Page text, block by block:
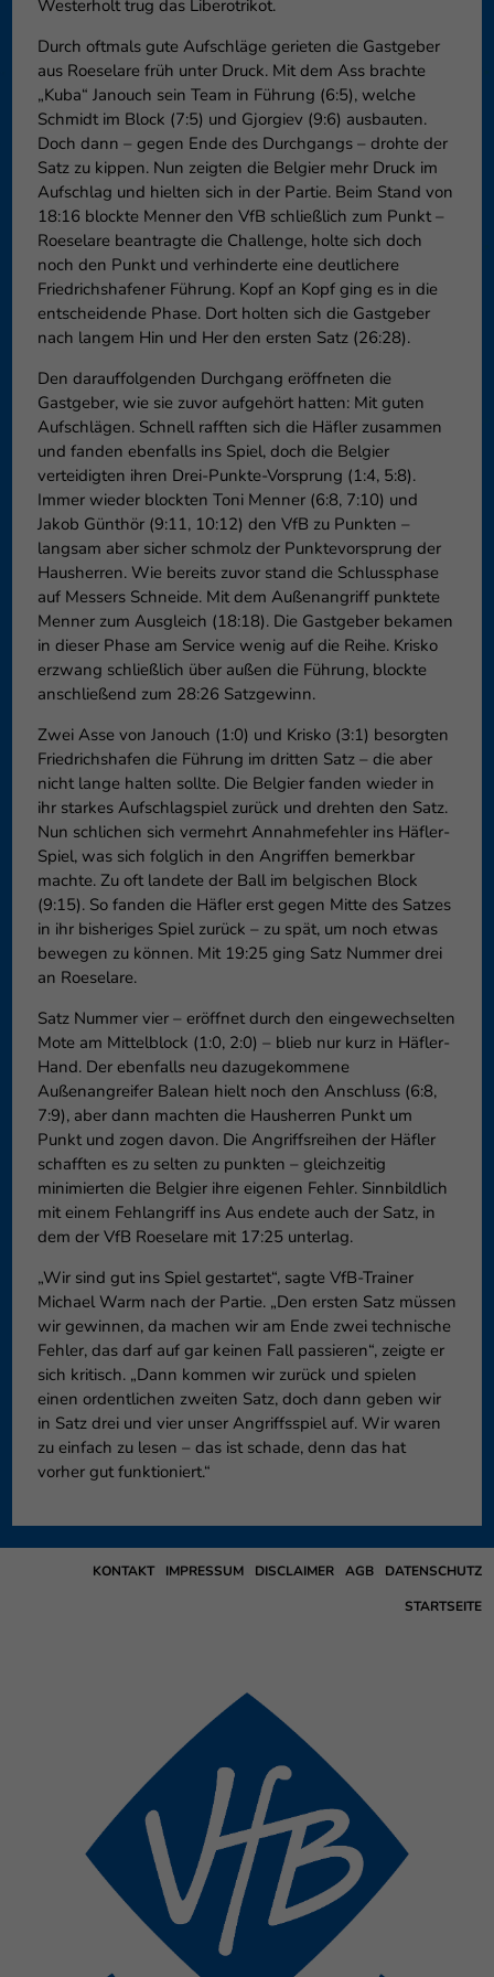
Westerholt trug das Liberotrikot.
Durch oftmals gute Aufschläge gerieten die Gastgeber
aus Roeselare früh unter Druck. Mit dem Ass brachte
„Kuba“ Janouch sein Team in Führung (6:5), welche
Schmidt im Block (7:5) und Gjorgiev (9:6) ausbauten.
Doch dann – gegen Ende des Durchgangs – drohte der
Satz zu kippen. Nun zeigten die Belgier mehr Druck im
Aufschlag und hielten sich in der Partie. Beim Stand von
18:16 blockte Menner den VfB schließlich zum Punkt –
Roeselare beantragte die Challenge, holte sich doch
noch den Punkt und verhinderte eine deutlichere
Friedrichshafener Führung. Kopf an Kopf ging es in die
entscheidende Phase. Dort holten sich die Gastgeber
nach langem Hin und Her den ersten Satz (26:28).
Den darauffolgenden Durchgang eröffneten die
Gastgeber, wie sie zuvor aufgehört hatten: Mit guten
Aufschlägen. Schnell rafften sich die Häfler zusammen
und fanden ebenfalls ins Spiel, doch die Belgier
verteidigten ihren Drei-Punkte-Vorsprung (1:4, 5:8).
Immer wieder blockten Toni Menner (6:8, 7:10) und
Jakob Günthör (9:11, 10:12) den VfB zu Punkten –
langsam aber sicher schmolz der Punktevorsprung der
Hausherren. Wie bereits zuvor stand die Schlussphase
auf Messers Schneide. Mit dem Außenangriff punktete
Menner zum Ausgleich (18:18). Die Gastgeber bekamen
in dieser Phase am Service wenig auf die Reihe. Krisko
erzwang schließlich über außen die Führung, blockte
anschließend zum 28:26 Satzgewinn.
Zwei Asse von Janouch (1:0) und Krisko (3:1) besorgten
Friedrichshafen die Führung im dritten Satz – die aber
nicht lange halten sollte. Die Belgier fanden wieder in
ihr starkes Aufschlagspiel zurück und drehten den Satz.
Nun schlichen sich vermehrt Annahmefehler ins Häfler-
Spiel, was sich folglich in den Angriffen bemerkbar
machte. Zu oft landete der Ball im belgischen Block
(9:15). So fanden die Häfler erst gegen Mitte des Satzes
in ihr bisheriges Spiel zurück – zu spät, um noch etwas
bewegen zu können. Mit 19:25 ging Satz Nummer drei
an Roeselare.
Satz Nummer vier – eröffnet durch den eingewechselten
Mote am Mittelblock (1:0, 2:0) – blieb nur kurz in Häfler-
Hand. Der ebenfalls neu dazugekommene
Außenangreifer Balean hielt noch den Anschluss (6:8,
7:9), aber dann machten die Hausherren Punkt um
Punkt und zogen davon. Die Angriffsreihen der Häfler
schafften es zu selten zu punkten – gleichzeitig
minimierten die Belgier ihre eigenen Fehler. Sinnbildlich
mit einem Fehlangriff ins Aus endete auch der Satz, in
dem der VfB Roeselare mit 17:25 unterlag.
„Wir sind gut ins Spiel gestartet“, sagte VfB-Trainer
Michael Warm nach der Partie. „Den ersten Satz müssen
wir gewinnen, da machen wir am Ende zwei technische
Fehler, das darf auf gar keinen Fall passieren“, zeigte er
sich kritisch. „Dann kommen wir zurück und spielen
einen ordentlichen zweiten Satz, doch dann geben wir
in Satz drei und vier unser Angriffsspiel auf. Wir waren
zu einfach zu lesen – das ist schade, denn das hat
vorher gut funktioniert.“
DATENSCHUTZ
AGB
DISCLAIMER
IMPRESSUM
KONTAKT
STARTSEITE
Essenzielle Cookies
Funktion der Website
Externe Medien (6)
Inhalte von
blockiert. Wenn Cookies von
diese Inhalte keiner